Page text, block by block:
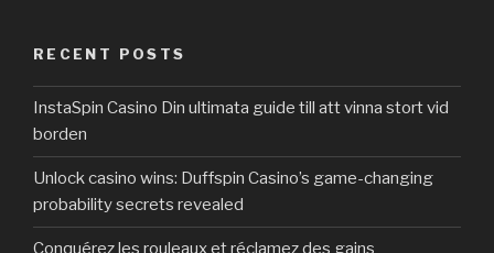
RECENT POSTS
InstaSpin Casino Din ultimata guide till att vinna stort vid
borden
Unlock casino wins: Duffspin Casino’s game-changing
probability secrets revealed
Conquérez les rouleaux et réclamez des gains